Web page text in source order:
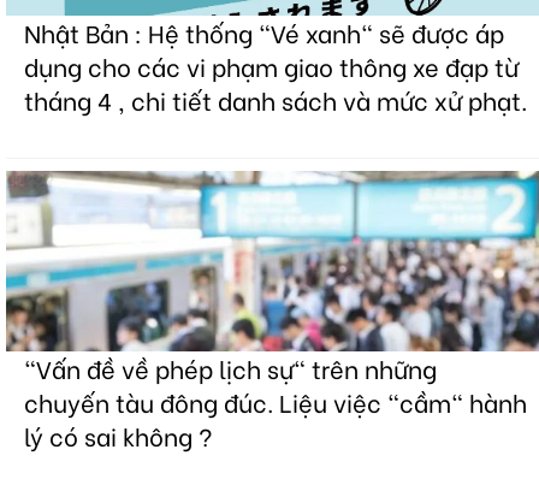
Nhật Bản : Hệ thống "Vé xanh" sẽ được áp
dụng cho các vi phạm giao thông xe đạp từ
tháng 4 , chi tiết danh sách và mức xử phạt.
"Vấn đề về phép lịch sự" trên những
chuyến tàu đông đúc. Liệu việc "cầm" hành
lý có sai không ?